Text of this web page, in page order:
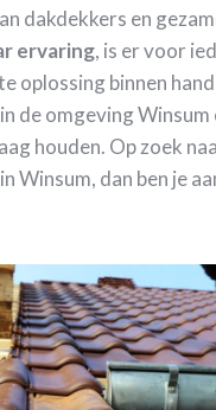
dakdekkers en
ervaring, is er voor
oplossing binnen
de omgeving Winsum
houden. Op zoek
Winsum, dan ben je